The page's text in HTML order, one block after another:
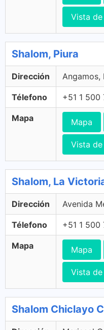
Vista
Shalom, Piura
Dirección Angamos,
Télefono +51 1 500
Mapa Mapa
Vista
Shalom, La
Dirección Avenida
Télefono +51 1 500
Mapa Mapa
Vista
Shalom Chiclayo